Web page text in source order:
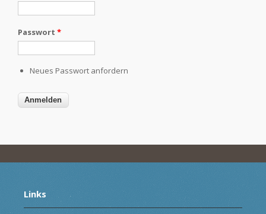
Passwort *
Neues Passwort anfordern
Links